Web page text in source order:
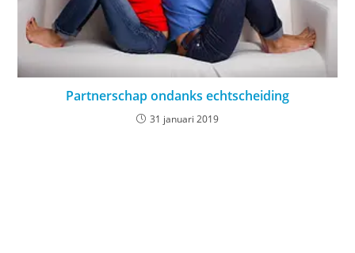
Partnerschap ondanks echtscheiding
31 januari 2019